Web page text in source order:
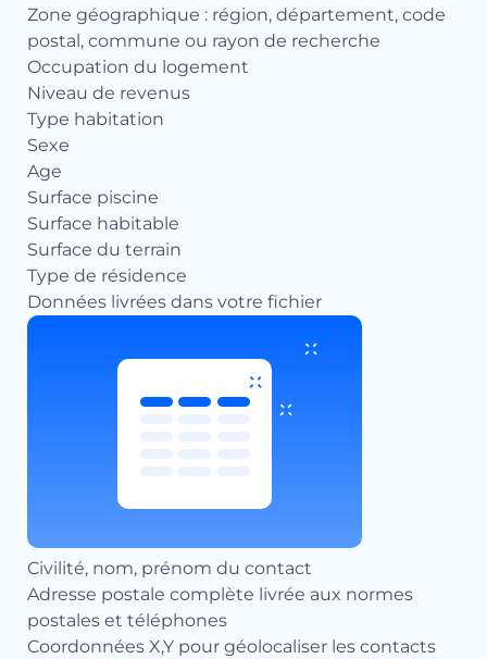
Zone géographique : région, département, code
postal, commune ou rayon de recherche
Occupation du logement
Niveau de revenus
Type habitation
Sexe
Age
Surface piscine
Surface habitable
Surface du terrain
Type de résidence
Données livrées dans votre fichier
Civilité, nom, prénom du contact
Adresse postale complète livrée aux normes
postales et téléphones
Coordonnées X,Y pour géolocaliser les contacts